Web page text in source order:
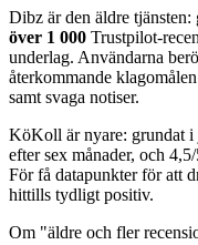
Dibz är den äldre tjänsten:
över 1 000 Trustpilot-
underlag. Användarna
återkommande
samt svaga notiser.
KöKoll är nyare: grundat i
efter sex månader, och
För få datapunkter för att
hittills tydligt positiv.
Om "äldre och fler